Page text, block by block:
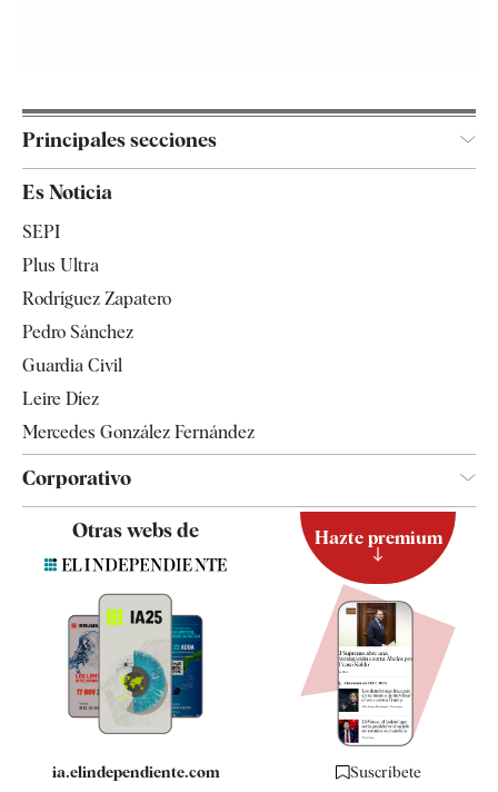
Principales secciones
Televisión
Es Noticia
SEPI
Plus Ultra
Rodríguez Zapatero
Pedro Sánchez
Guardia Civil
Leire Díez
Mercedes González Fernández
Corporativo
Quiénes somos
Especificaciones
Otras webs de
ia.elindependiente.com
Hazte premium
Suscríbete